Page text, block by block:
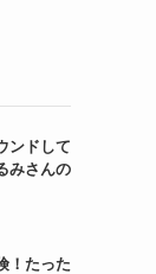
ンドして
みさんの
！たった